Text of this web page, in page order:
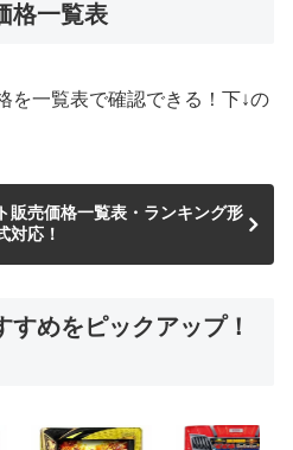
格一覧表
を一覧表で確認できる！下↓の
販売価格一覧表・ランキング形
対応！
すめをピックアップ！